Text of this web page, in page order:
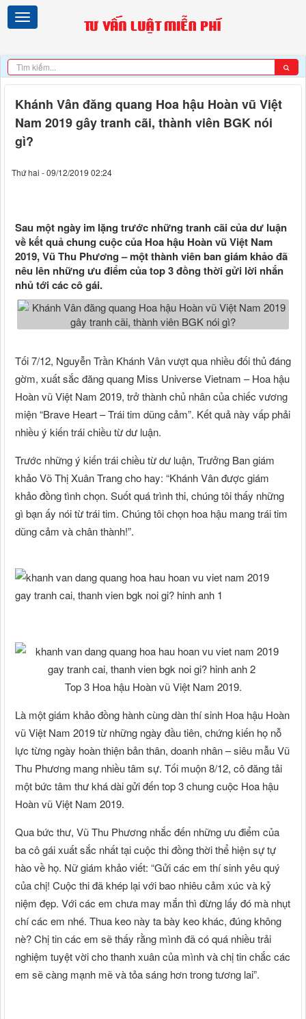
Khánh Vân đăng quang Hoa hậu Hoàn vũ Việt
Nam 2019 gây tranh cãi, thành viên BGK nói
gì?
Thứ hai - 09/12/2019 02:24
Sau một ngày im lặng trước những tranh cãi của dư luận
về kết quả chung cuộc của Hoa hậu Hoàn vũ Việt Nam
2019, Vũ Thu Phương – một thành viên ban giám khảo đã
nêu lên những ưu điểm của top 3 đồng thời gửi lời nhắn
nhủ tới các cô gái.
Tối 7/12, Nguyễn Trần Khánh Vân vượt qua nhiều đối thủ đáng
gờm, xuất sắc đăng quang Miss Universe Vietnam – Hoa hậu
Hoàn vũ Việt Nam 2019, trở thành chủ nhân của chiếc vương
miện “Brave Heart – Trái tim dũng cảm”. Kết quả này vấp phải
nhiều ý kiến trái chiều từ dư luận.
Trước những ý kiến trái chiều từ dư luận, Trưởng Ban giám
khảo Võ Thị Xuân Trang cho hay: “Khánh Vân được giám
khảo đồng tình chọn. Suốt quá trình thi, chúng tôi thấy những
gì bạn ấy nói từ trái tim. Chúng tôi chọn hoa hậu mang trái tim
dũng cảm và chân thành!”.
Top 3 Hoa hậu Hoàn vũ Việt Nam 2019.
Là một giám khảo đồng hành cùng dàn thí sinh Hoa hậu Hoàn
vũ Việt Nam 2019 từ những ngày đầu tiên, chứng kiến họ nỗ
lực từng ngày hoàn thiện bản thân, doanh nhân – siêu mẫu Vũ
Thu Phương mang nhiều tâm sự. Tối muộn 8/12, cô đăng tải
một bức tâm thư khá dài gửi đến top 3 chung cuộc Hoa hậu
Hoàn vũ Việt Nam 2019.
Qua bức thư, Vũ Thu Phương nhắc đến những ưu điểm của
ba cô gái xuất sắc nhất tại cuộc thi đồng thời thể hiện sự tự
hào về họ. Nữ giám khảo viết: “Gửi các em thí sinh yêu quý
của chị! Cuộc thi đã khép lại với bao nhiêu cảm xúc và kỷ
niệm đẹp. Với các em chưa may mắn thì đừng lấy đó mà nhụt
chí các em nhé. Thua keo này ta bày keo khác, đúng không
nè? Chị tin các em sẽ thấy rằng mình đã có quá nhiều trải
nghiệm tuyệt vời cho thanh xuân của mình và chị tin chắc các
em sẽ càng mạnh mẽ và tỏa sáng hơn trong tương lai”.